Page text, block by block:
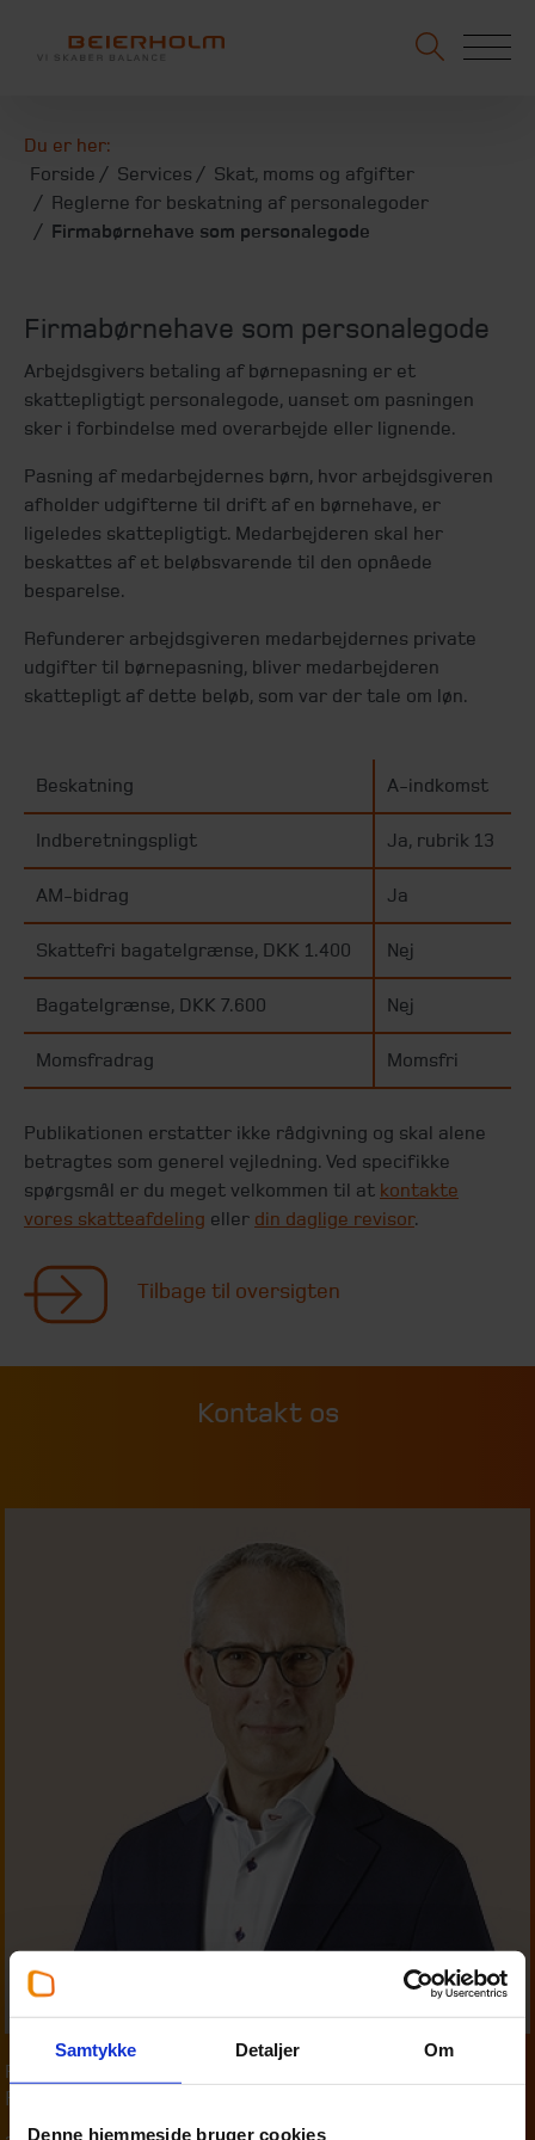
Samtykke Detaljer Om
Denne hjemmeside bruger cookies
Du er her:
Forside
Services
Skat, moms og afgifter
Reglerne for beskatning af personalegoder
Firmabørnehave som personalegode
Firmabørnehave som personalegode
Arbejdsgivers betaling af børnepasning er et
skattepligtigt personalegode, uanset om pasningen
sker i forbindelse med overarbejde eller lignende.
Pasning af medarbejdernes børn, hvor arbejdsgiveren
afholder udgifterne til drift af en børnehave, er
ligeledes skattepligtigt. Medarbejderen skal her
beskattes af et beløbsvarende til den opnåede
besparelse.
Refunderer arbejdsgiveren medarbejdernes private
udgifter til børnepasning, bliver medarbejderen
skattepligt af dette beløb, som var der tale om løn.
Beskatning A-indkomst
Indberetningspligt Ja, rubrik 13
AM-bidrag Ja
Skattefri bagatelgrænse, DKK 1.400 Nej
Bagatelgrænse, DKK 7.600 Nej
Momsfradrag Momsfri
Publikationen erstatter ikke rådgivning og skal alene
betragtes som generel vejledning. Ved specifikke
spørgsmål er du meget velkommen til at kontakte
vores skatteafdeling eller din daglige revisor.
Tilbage til oversigten
Kontakt os
Partner
Finn Madsen